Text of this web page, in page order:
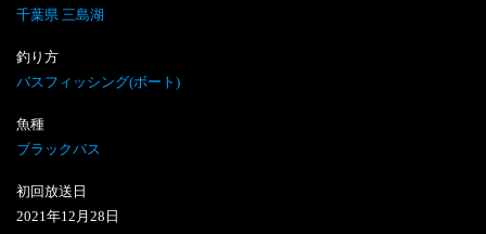
千葉県 三島湖
釣り方
バスフィッシング(ボート)
魚種
ブラックバス
初回放送日
2021年12 月 28 日